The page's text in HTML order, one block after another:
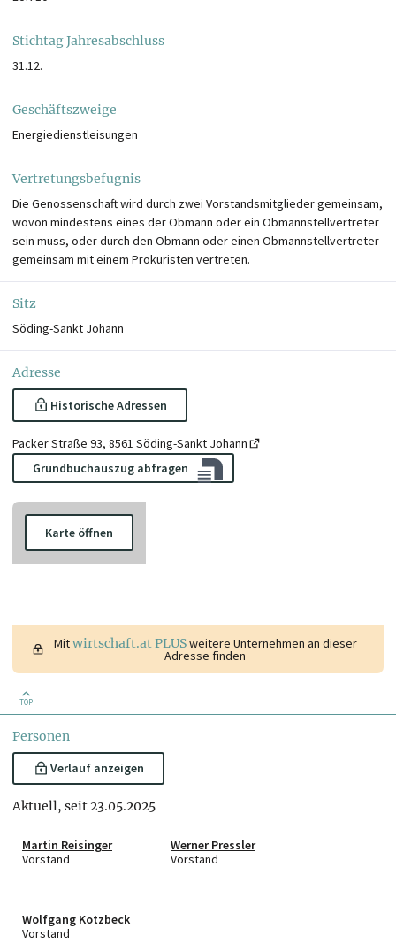
Stichtag Jahresabschluss
31.12.
Geschäftszweige
Energiedienstleisungen
Vertretungsbefugnis
Die Genossenschaft wird durch zwei Vorstandsmitglieder gemeinsam,
wovon mindestens eines der Obmann oder ein Obmannstellvertreter
sein muss, oder durch den Obmann oder einen Obmannstellvertreter
gemeinsam mit einem Prokuristen vertreten.
Sitz
Söding-Sankt Johann
Adresse
Historische Adressen
Packer Straße 93, 8561 Söding-Sankt Johann
Grundbuchauszug abfragen
Karte öffnen
Mitwirtschaft.at PLUSweitere Unternehmen an dieser
Adresse finden
TOP
Personen
Verlauf anzeigen
Aktuell, seit 23.05.2025
Martin Reisinger
Vorstand
Werner Pressler
Vorstand
Wolfgang Kotzbeck
Vorstand